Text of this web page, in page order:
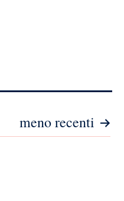
meno recenti